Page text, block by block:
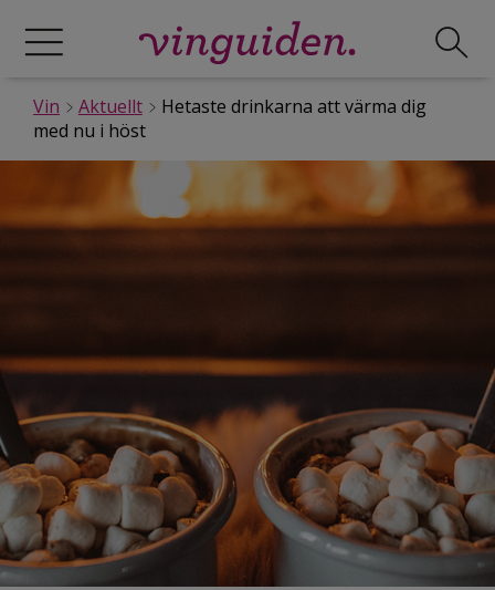
Vin Aktuellt
Hetaste drinkarna att värma dig
med nu i höst